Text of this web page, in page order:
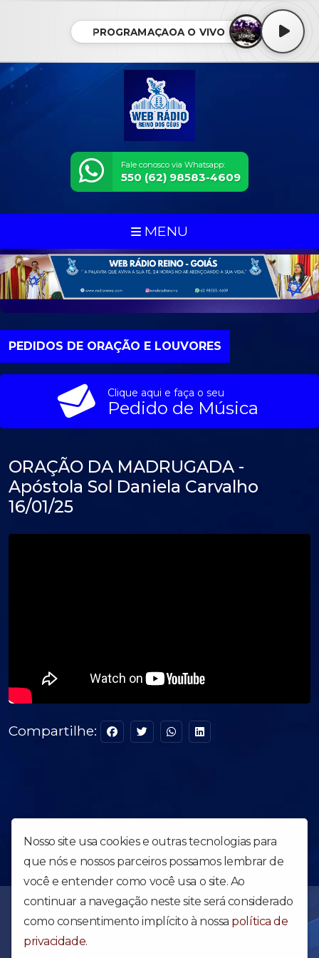
PROGRAMAÇÃOA O VIVO
Fale conosco via Whatsapp:
550 (62) 98583-4609
MENU
PEDIDOS DE ORAÇÃO E LOUVORES
Clique aqui e faça o seu
Pedido de Música
ORAÇÃO DA MADRUGADA -
Apóstola Sol Daniela Carvalho
16/01/25
Compartilhe:
Nosso site usa cookies e outras tecnologias para
que nós e nossos parceiros possamos lembrar de
você e entender como você usa o site. Ao
continuar a navegação neste site será considerado
como consentimento implícito à nossa política de
privacidade.
Uma obra forte para abalar o Brasil e o Mundo - Web Rádio da
Igreja Apostólica Reino dos Céus. Acesse e confira nossa